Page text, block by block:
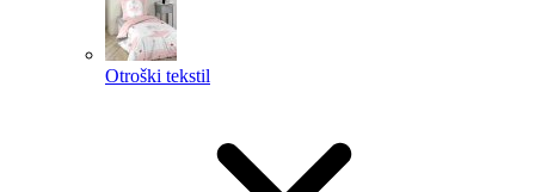
Otroški tekstil